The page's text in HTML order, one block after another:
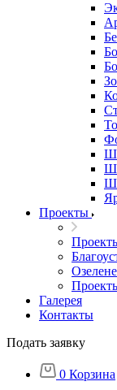
Проекты
Галерея
Контакты
Подать заявку
0 Корзина